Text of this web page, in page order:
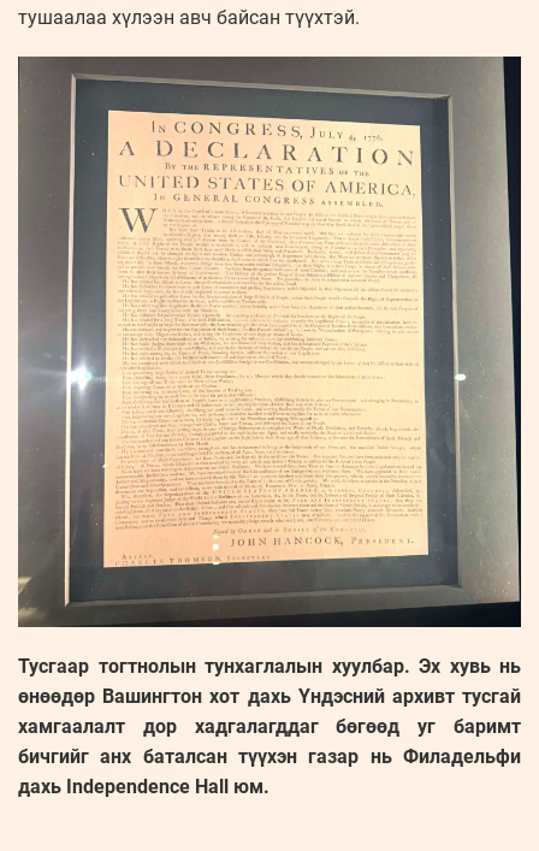
тушаалаа хүлээн авч байсан түүхтэй.
Тусгаар тогтнолын тунхаглалын хуулбар. Эх хувь нь
өнөөдөр Вашингтон хот дахь Үндэсний архивт тусгай
хамгаалалт дор хадгалагддаг бөгөөд уг баримт
бичгийг анх баталсан түүхэн газар нь Филадельфи
дахь Independence Hall юм.